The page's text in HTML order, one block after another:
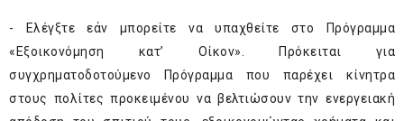
- Ελέγξτε εάν μπορείτε να υπαχθείτε στο Πρόγραμμα
«Εξοικονόμηση κατ’ Οίκον». Πρόκειται για
συγχρηματοδοτούμενο Πρόγραμμα που παρέχει κίνητρα
στους πολίτες προκειμένου να βελτιώσουν την ενεργειακή